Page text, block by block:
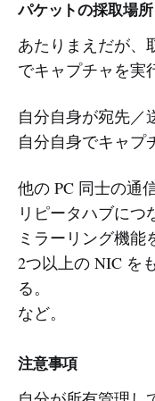
パケットの採取場所
あたりまえだが、
でキャプチャを実
自分自身が宛先／
自分自身でキャプ
他の PC 同士の通
リピータハブにつ
ミラーリング機能
2つ以上の NIC を
る。
など。
注意事項